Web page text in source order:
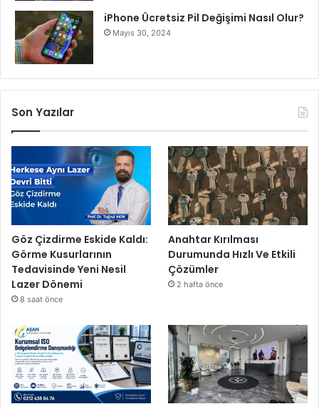
iPhone Ücretsiz Pil Değişimi Nasıl Olur?
Mayıs 30, 2024
Son Yazılar
Göz Çizdirme Eskide Kaldı:
Görme Kusurlarının
Tedavisinde Yeni Nesil
Lazer Dönemi
8 saat önce
Anahtar Kırılması
Durumunda Hızlı Ve Etkili
Çözümler
2 hafta önce